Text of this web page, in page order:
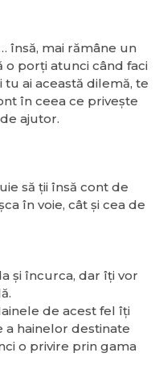
însă, mai rămâne un
o porți atunci când faci
ai această dilemă, te
în ceea ce privește
ajutor.
să ții însă cont de
în voie, cât și cea de
și încurca, dar îți vor
de acest fel îți
a hainelor destinate
o privire prin gama